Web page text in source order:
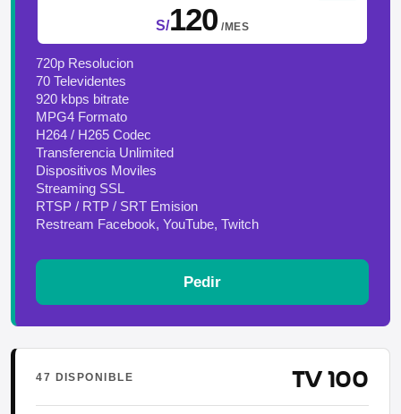
S/120 /MES
720p Resolucion
70 Televidentes
920 kbps bitrate
MPG4 Formato
H264 / H265 Codec
Transferencia Unlimited
Dispositivos Moviles
Streaming SSL
RTSP / RTP / SRT Emision
Restream Facebook, YouTube, Twitch
Pedir
47 DISPONIBLE TV 100